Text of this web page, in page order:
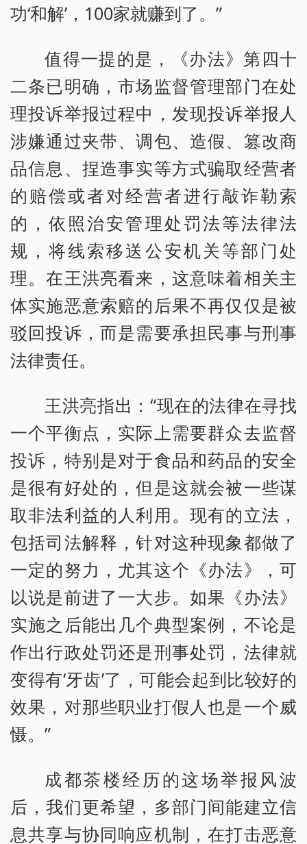
功‘和解’，100家就赚到了。”
值得一提的是，《办法》第四十
二条已明确，市场监督管理部门在处
理投诉举报过程中，发现投诉举报人
涉嫌通过夹带、调包、造假、篡改商
品信息、捏造事实等方式骗取经营者
的赔偿或者对经营者进行敲诈勒索
的，依照治安管理处罚法等法律法
规，将线索移送公安机关等部门处
理。在王洪亮看来，这意味着相关主
体实施恶意索赔的后果不再仅仅是被
驳回投诉，而是需要承担民事与刑事
法律责任。
王洪亮指出：“现在的法律在寻找
一个平衡点，实际上需要群众去监督
投诉，特别是对于食品和药品的安全
是很有好处的，但是这就会被一些谋
取非法利益的人利用。现有的立法，
包括司法解释，针对这种现象都做了
一定的努力，尤其这个《办法》，可
以说是前进了一大步。如果《办法》
实施之后能出几个典型案例，不论是
作出行政处罚还是刑事处罚，法律就
变得有‘牙齿’了，可能会起到比较好的
效果，对那些职业打假人也是一个威
慑。”
成都茶楼经历的这场举报风波
后，我们更希望，多部门间能建立信
息共享与协同响应机制，在打击恶意